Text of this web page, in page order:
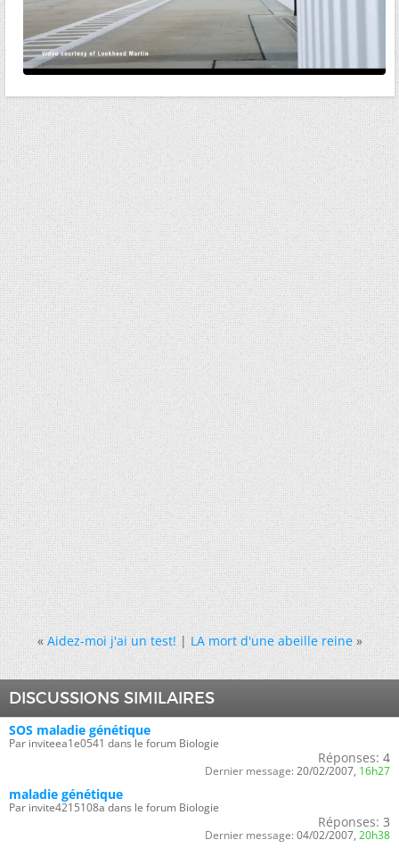
« Aidez-moi j'ai un test!|LA mort d'une abeille reine »
DISCUSSIONS SIMILAIRES
SOS maladie génétique
Par inviteea1e0541 dans le forum Biologie
Réponses: 4
Dernier message: 20/02/2007, 16h27
maladie génétique
Par invite4215108a dans le forum Biologie
Réponses: 3
Dernier message: 04/02/2007, 20h38